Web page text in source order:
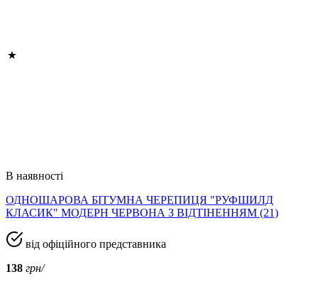
В наявності
ОДНОШАРОВА БІТУМНА ЧЕРЕПИЦЯ "РУФШИЛД
КЛАСИК" МОДЕРН ЧЕРВОНА З ВІДТІНЕННЯМ (21)
від офіційного представника
138 грн/